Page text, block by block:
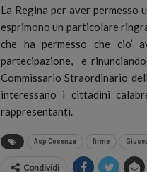
La Regina per aver
esprimono un particolare
che ha permesso che cio’
partecipazione, e
Commissario Straordinario
interessano i cittadini
rappresentanti.
Asp Cosenza firme
Condividi